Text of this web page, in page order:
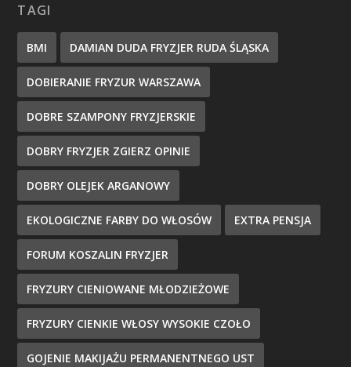
TAGI
BMI DAMIAN DUDA FRYZJER RUDA ŚLĄSKA
DOBIERANIE FRYZUR WARSZAWA
DOBRE SZAMPONY FRYZJERSKIE
DOBRY FRYZJER ZGIERZ OPINIE
DOBRY OLEJEK ARGANOWY
EKOLOGICZNE FARBY DO WŁOSÓW EXTRA PENSJA
FORUM KOSZALIN FRYZJER
FRYZURY CIENIOWANE MŁODZIEŻOWE
FRYZURY CIENKIE WŁOSY WYSOKIE CZOŁO
GOJENIE MAKIJAŻU PERMANENTNEGO UST